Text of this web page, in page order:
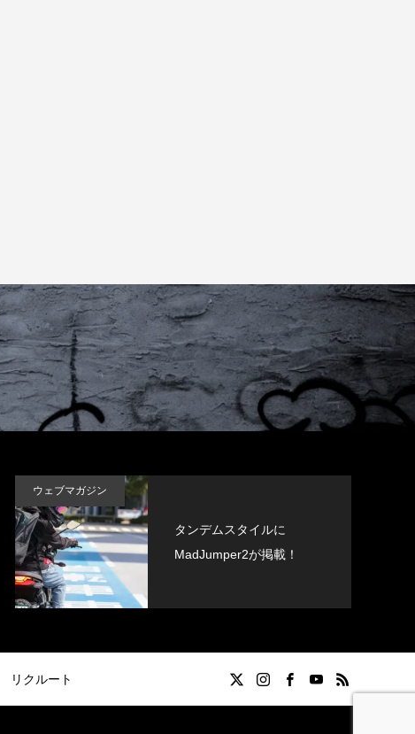
ウェブマガジン
タンデムスタイルに
MadJumper2が掲載！
リクルート